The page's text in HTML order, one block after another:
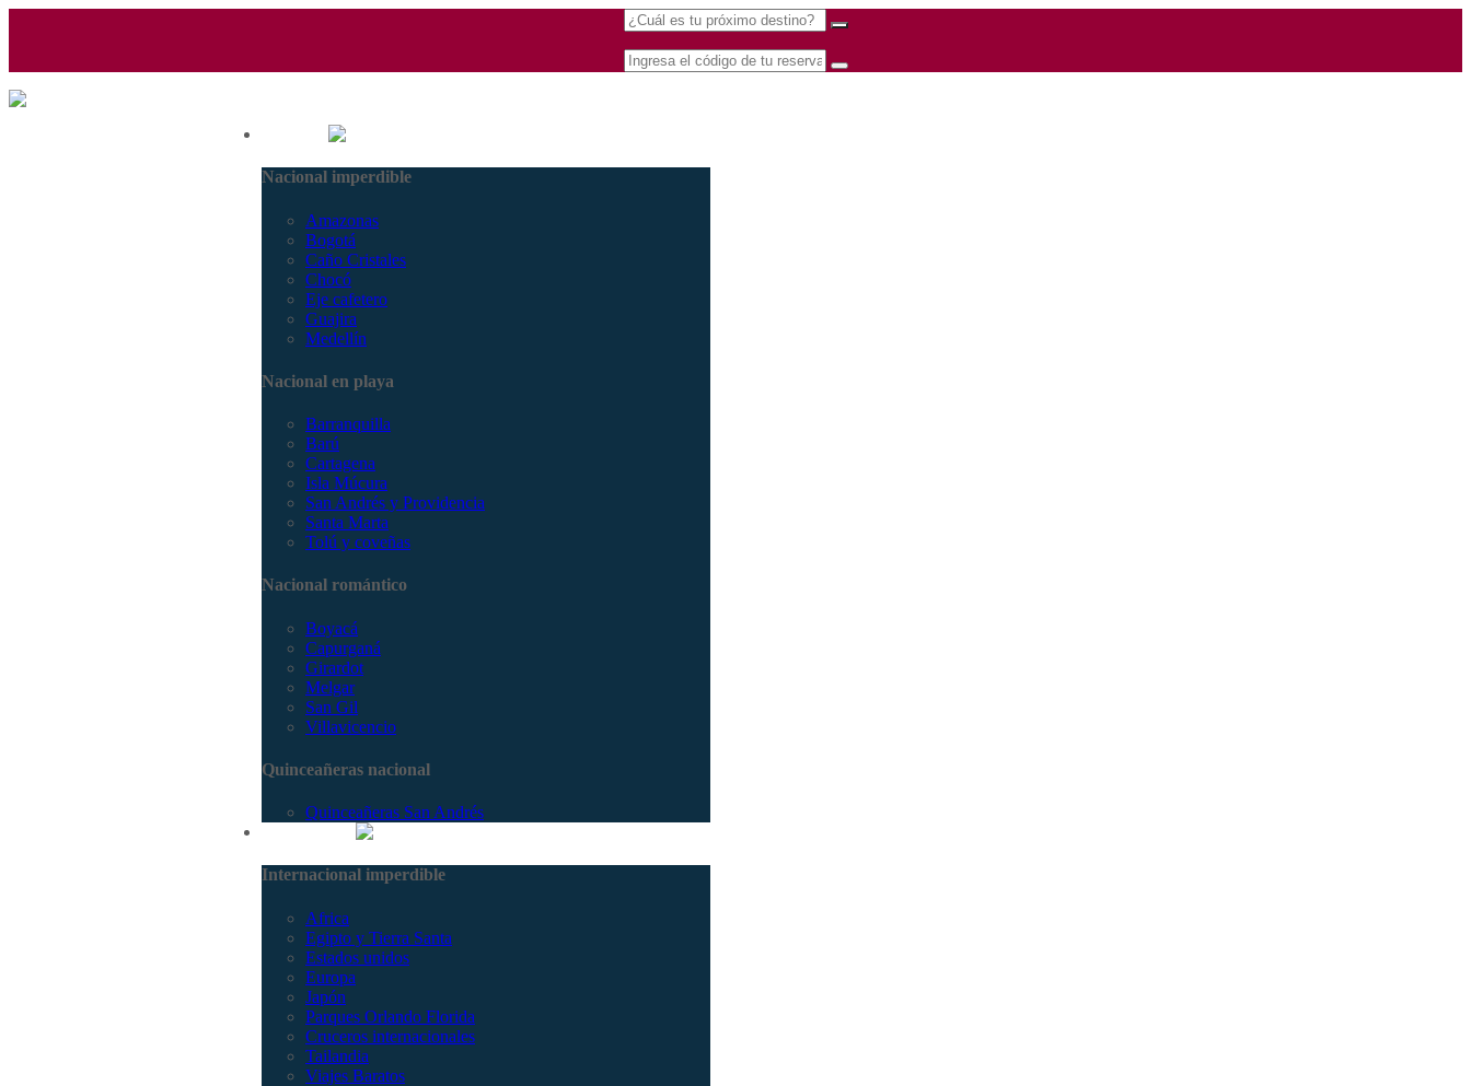
Nacional imperdible
Amazonas
Bogotá
Caño Cristales
Chocó
Eje cafetero
Guajira
Medellín
Nacional en playa
Barranquilla
Barú
Cartagena
Isla Múcura
San Andrés y Providencia
Santa Marta
Tolú y coveñas
Nacional romántico
Boyacá
Capurganá
Girardot
Melgar
San Gil
Villavicencio
Quinceañeras nacional
Quinceañeras San Andrés
Internacional imperdible
Africa
Egipto y Tierra Santa
Estados unidos
Europa
Japón
Parques Orlando Florida
Cruceros internacionales
Tailandia
Viajes Baratos